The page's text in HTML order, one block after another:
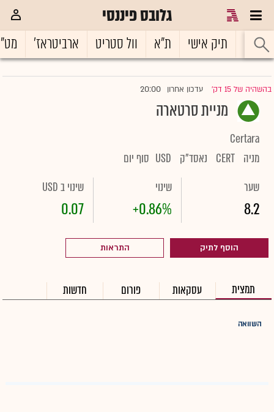
גלובס פיננסי
ראשי תיק אישי ת"א וול סטריט ארביטראז'
בהשהיה של 15 דק' |עדכון אחרון 20:00
מניית סרטארה
Certara
מניה CERT נאסד"ק USD סוף יום
שער
8.2
שינוי
+0.86%
שינוי ב USD
0.07
הוסף לתיק התראות
תמצית עסקאות פורום חדשות
השוואה